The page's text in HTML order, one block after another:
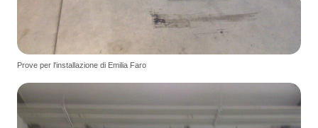
Prove per l'installazione di Emilia Faro